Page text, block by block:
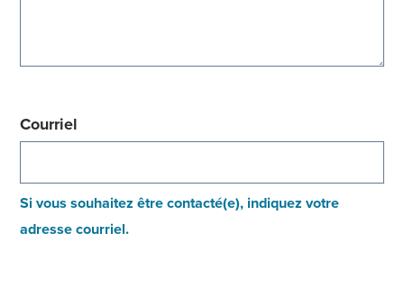
Courriel
Si vous souhaitez être contacté(e), indiquez votre
adresse courriel.